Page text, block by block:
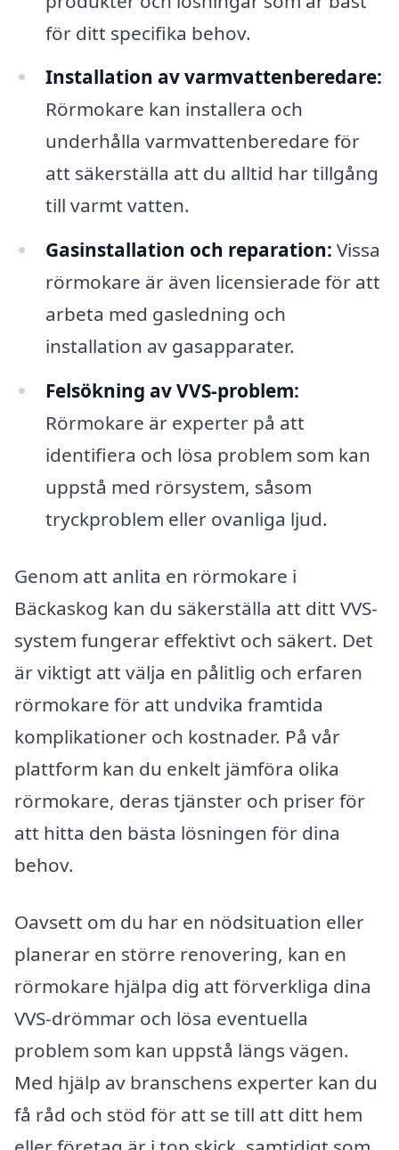
för ditt specifika behov.
Installation av varmvattenberedare:
Rörmokare kan installera och
underhålla varmvattenberedare för
att säkerställa att du alltid har tillgång
till varmt vatten.
Gasinstallation och reparation: Vissa
rörmokare är även licensierade för att
arbeta med gasledning och
installation av gasapparater.
Felsökning av VVS-problem:
Rörmokare är experter på att
identifiera och lösa problem som kan
uppstå med rörsystem, såsom
tryckproblem eller ovanliga ljud.
Genom att anlita en rörmokare i
Bäckaskog kan du säkerställa att ditt VVS-
system fungerar effektivt och säkert. Det
är viktigt att välja en pålitlig och erfaren
rörmokare för att undvika framtida
komplikationer och kostnader. På vår
plattform kan du enkelt jämföra olika
rörmokare, deras tjänster och priser för
att hitta den bästa lösningen för dina
behov.
Oavsett om du har en nödsituation eller
planerar en större renovering, kan en
rörmokare hjälpa dig att förverkliga dina
VVS-drömmar och lösa eventuella
problem som kan uppstå längs vägen.
Med hjälp av branschens experter kan du
få råd och stöd för att se till att ditt hem